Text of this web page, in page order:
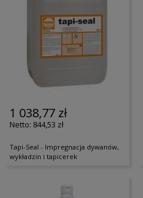
1 038,77 zł
844,53 zł
Tapi-Seal - Impregnacja dywanów,
wykładzin i tapicerek